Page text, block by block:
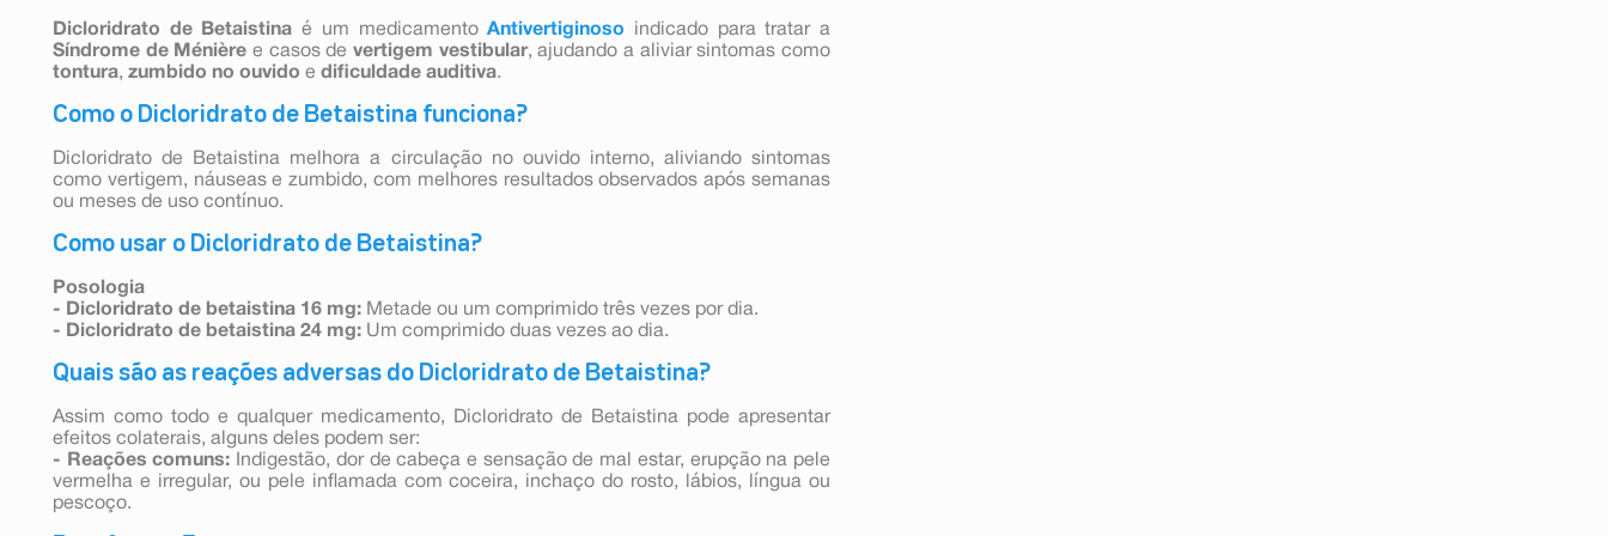
Dicloridrato de Betaistina é um medicamentoAntivertiginoso
indicado para tratar a
Síndrome de Ménière e casos devertigem vestibular, ajudando a aliviar sintomas como
tontura, zumbido no ouvido e dificuldade auditiva.
Como o Dicloridrato de Betaistina funciona?
Dicloridrato de Betaistina melhora a circulação no ouvido interno, aliviando sintomas
como vertigem, náuseas e zumbido, com melhores resultados observados após semanas
ou meses de uso contínuo.
Como usar o Dicloridrato de Betaistina?
Posologia
- Dicloridrato de betaistina 16 mg: Metade ou um comprimido três vezes por dia.
- Dicloridrato de betaistina 24 mg: Um comprimido duas vezes ao dia.
Quais são as reações adversas do Dicloridrato de Betaistina?
Assim como todo e qualquer medicamento, Dicloridrato de Betaistina pode apresentar
efeitos colaterais, alguns deles podem ser:
- Reações comuns: Indigestão, dor de cabeça e sensação de mal estar, erupção na pele
vermelha e irregular, ou pele inflamada com coceira, inchaço do rosto, lábios, língua ou
pescoço.